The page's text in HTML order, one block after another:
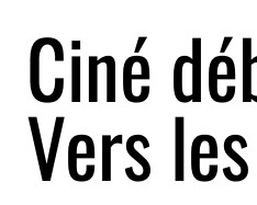
Ciné
Vers